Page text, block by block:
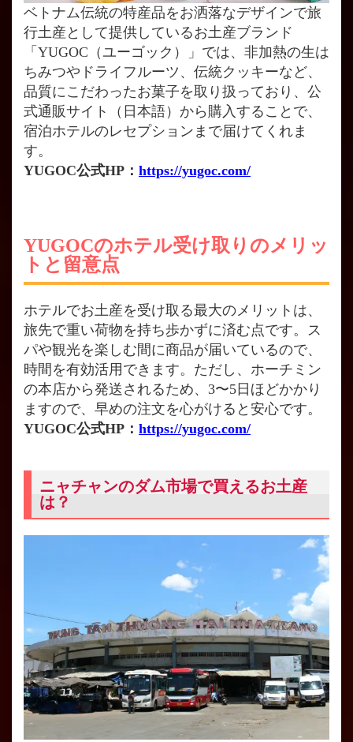
ベトナム伝統の特産品をお洒落なデザインで旅
行土産として提供しているお土産ブランド
「YUGOC（ユーゴック）」では、非加熱の生は
ちみつやドライフルーツ、伝統クッキーなど、
品質にこだわったお菓子を取り扱っており、公
式通販サイト（日本語）から購入することで、
宿泊ホテルのレセプションまで届けてくれま
す。
YUGOC公式HP： https://yugoc.com/
YUGOCのホテル受け取りのメリッ
トと留意点
ホテルでお土産を受け取る最大のメリットは、
旅先で重い荷物を持ち歩かずに済む点です。ス
パや観光を楽しむ間に商品が届いているので、
時間を有効活用できます。ただし、ホーチミン
の本店から発送されるため、3〜5日ほどかかり
ますので、早めの注文を心がけると安心です。
YUGOC公式HP： https://yugoc.com/
ニャチャンのダム市場で買えるお土産
は？